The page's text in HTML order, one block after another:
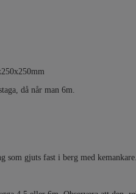
då når man 6m.
som gjuts fast i berg med kemankare.